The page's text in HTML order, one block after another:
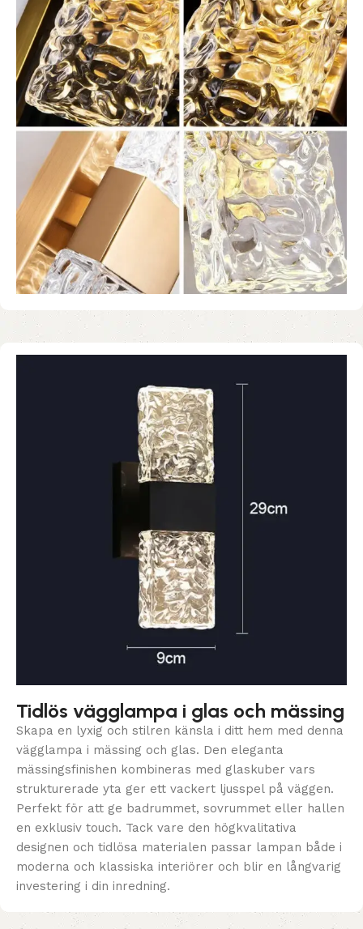
Tidlös vägglampa i glas och mässing
Skapa en lyxig och stilren känsla i ditt hem med denna
vägglampa i mässing och glas. Den eleganta
mässingsfinishen kombineras med glaskuber vars
strukturerade yta ger ett vackert ljusspel på väggen.
Perfekt för att ge badrummet, sovrummet eller hallen
en exklusiv touch. Tack vare den högkvalitativa
designen och tidlösa materialen passar lampan både i
moderna och klassiska interiörer och blir en långvarig
investering i din inredning.